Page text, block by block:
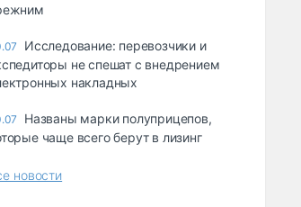
Исследование: перевозчики и
не спешат с внедрением
накладных
Названы марки полуприцепов,
чаще всего берут в лизинг
новости